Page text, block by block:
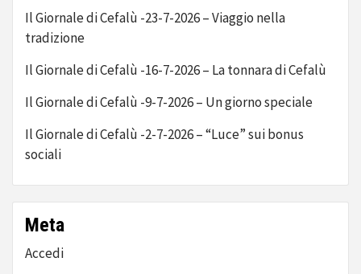
Il Giornale di Cefalù -23-7-2026 – Viaggio nella
tradizione
Il Giornale di Cefalù -16-7-2026 – La tonnara di Cefalù
Il Giornale di Cefalù -9-7-2026 – Un giorno speciale
Il Giornale di Cefalù -2-7-2026 – “Luce” sui bonus
sociali
Meta
Accedi